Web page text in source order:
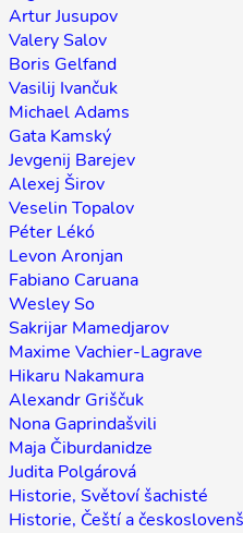
Artur Jusupov
Valery Salov
Boris Gelfand
Vasilij Ivančuk
Michael Adams
Gata Kamský
Jevgenij Barejev
Alexej Širov
Veselin Topalov
Péter Lékó
Levon Aronjan
Fabiano Caruana
Wesley So
Sakrijar Mamedjarov
Maxime Vachier-Lagrave
Hikaru Nakamura
Alexandr Griščuk
Nona Gaprindašvili
Maja Čiburdanidze
Judita Polgárová
Historie, Světoví šachisté
Historie, Čeští a